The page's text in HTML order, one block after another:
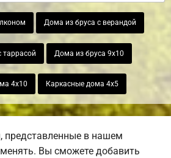
Дома из бруса с верандой
таррасой Дома из бруса 9х10
4х10 Каркасные дома 4х5
представленные в нашем
Вы сможете добавить